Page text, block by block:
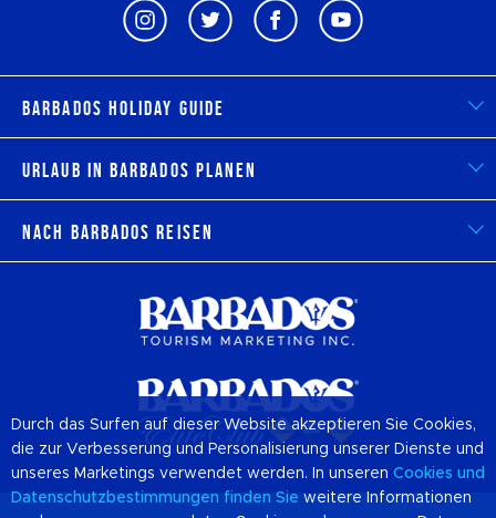
Barbados Holiday Guide
Urlaub in Barbados planen
Nach Barbados reisen
Durch das Surfen auf dieser Website akzeptieren Sie Cookies,
die zur Verbesserung und Personalisierung unserer Dienste und
unseres Marketings verwendet werden. In unseren Cookies und
Datenschutzbestimmungen finden Sie weitere Informationen